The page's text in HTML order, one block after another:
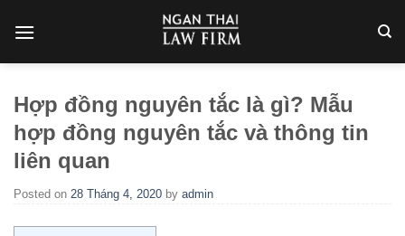
Hợp đồng nguyên tắc là gì? Mẫu
hợp đồng nguyên tắc và thông tin
liên quan
Posted on 28 Tháng 4, 2020 by admin